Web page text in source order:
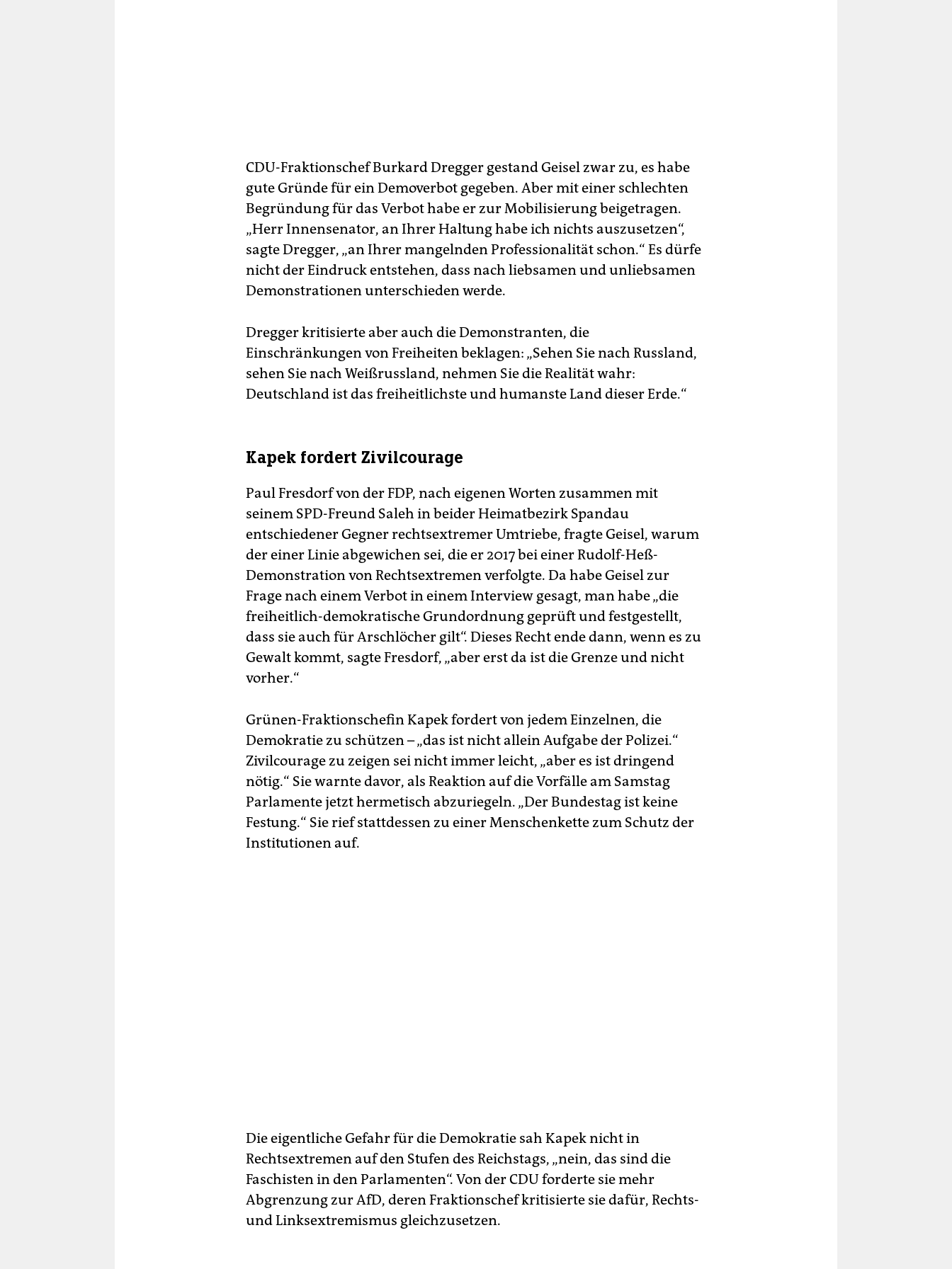
CDU-Fraktionschef Burkard Dregger gestand Geisel zwar zu, es habe
gute Gründe für ein Demoverbot gegeben. Aber mit einer schlechten
Begründung für das Verbot habe er zur Mobilisierung beigetragen.
„Herr Innensenator, an Ihrer Haltung habe ich nichts auszusetzen“,
sagte Dregger, „an Ihrer mangelnden Professionalität schon.“ Es dürfe
nicht der Eindruck entstehen, dass nach liebsamen und unliebsamen
Demonstrationen unterschieden werde.
Dregger kritisierte aber auch die Demonstranten, die
Einschränkungen von Freiheiten beklagen: „Sehen Sie nach Russland,
sehen Sie nach Weißrussland, nehmen Sie die Realität wahr:
Deutschland ist das freiheitlichste und humanste Land dieser Erde.“
Kapek fordert Zivilcourage
Paul Fresdorf von der FDP, nach eigenen Worten zusammen mit
seinem SPD-Freund Saleh in beider Heimatbezirk Spandau
entschiedener Gegner rechtsextremer Umtriebe, fragte Geisel, warum
der einer Linie abgewichen sei, die er 2017 bei einer Rudolf-Heß-
Demonstration von Rechtsextremen verfolgte. Da habe Geisel zur
Frage nach einem Verbot in einem Interview gesagt, man habe „die
freiheitlich-demokratische Grundordnung geprüft und festgestellt,
dass sie auch für Arschlöcher gilt“. Dieses Recht ende dann, wenn es zu
Gewalt kommt, sagte Fresdorf, „aber erst da ist die Grenze und nicht
vorher.“
Grünen-Fraktionschefin Kapek fordert von jedem Einzelnen, die
Demokratie zu schützen – „das ist nicht allein Aufgabe der Polizei.“
Zivilcourage zu zeigen sei nicht immer leicht, „aber es ist dringend
nötig.“ Sie warnte davor, als Reaktion auf die Vorfälle am Samstag
Parlamente jetzt hermetisch abzuriegeln. „Der Bundestag ist keine
Festung.“ Sie rief stattdessen zu einer Menschenkette zum Schutz der
Institutionen auf.
Die eigentliche Gefahr für die Demokratie sah Kapek nicht in
Rechtsextremen auf den Stufen des Reichstags, „nein, das sind die
Faschisten in den Parlamenten“. Von der CDU forderte sie mehr
Abgrenzung zur AfD, deren Fraktionschef kritisierte sie dafür, Rechts-
und Linksextremismus gleichzusetzen.